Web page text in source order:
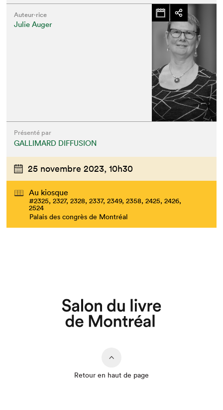
Auteur·rice
Julie Auger
Présenté par
GALLIMARD DIFFUSION
25 novembre 2023, 10h30
Au kiosque
#2325, 2327, 2328, 2337, 2349, 2358, 2425, 2426,
2524
Palais des congrès de Montréal
Retour en haut de page